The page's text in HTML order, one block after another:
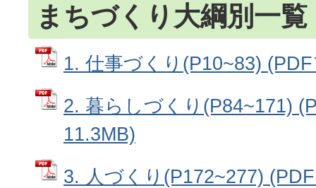
まちづくり大綱別一覧
1. 仕事づくり(P10~83)
2. 暮らしづくり(P84~171)
11.3MB)
3. 人づくり(P172~277)